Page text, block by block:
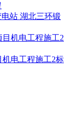
湖北三环锻
电工程施工2标